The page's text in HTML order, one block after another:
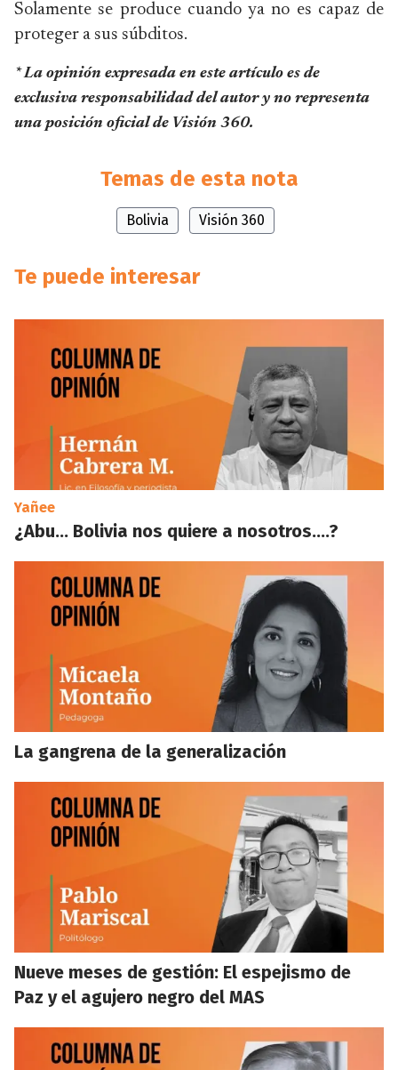
Solamente se produce cuando ya no es capaz de
proteger a sus súbditos.
* La opinión expresada en este artículo es de
exclusiva responsabilidad del autor y no representa
una posición oficial de Visión 360.
Temas de esta nota
Bolivia Visión 360
Te puede interesar
Yañee
¿Abu… Bolivia nos quiere a nosotros….?
La gangrena de la generalización
Nueve meses de gestión: El espejismo de
Paz y el agujero negro del MAS